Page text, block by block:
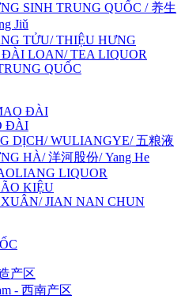
SINH TRUNG QUỐC / 养生
Jiǔ
TỬU/ THIỆU HƯNG
LOAN/ TEA LIQUOR
QUỐC
ĐÀI
ĐÀI
DỊCH/ WULIANGYE/ 五粮液
HÀ/ 洋河股份/ Yang He
LIQUOR
KIỆU
JIAN NAN CHUN
产区
- 西南产区